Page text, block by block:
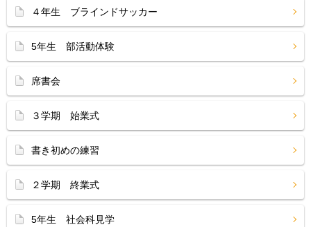
４年生 ブラインドサッカー
5年生 部活動体験
席書会
３学期 始業式
書き初めの練習
２学期 終業式
5年生 社会科見学